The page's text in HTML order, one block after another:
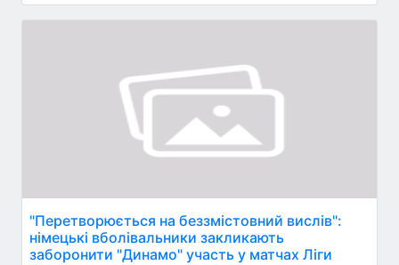
"Перетворюється на беззмістовний вислів":
німецькі вболівальники закликають
заборонити "Динамо" участь у матчах Ліги